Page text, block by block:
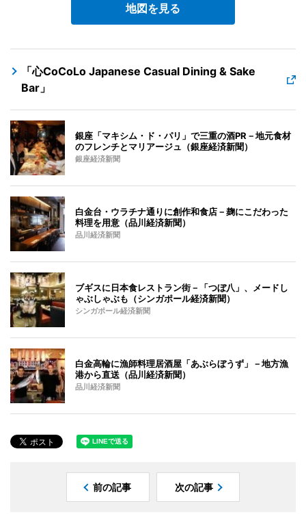
地図を見る
「心CoCoLo Japanese Casual Dining & Sake
Bar」
銀座「マキシム・ド・パリ」で三重の酒PR－地元食材
のフレンチとマリアージュ（銀座経済新聞）
銀座経済新聞
白金台・ウラチナ通りに創作和食店－麹にこだわった
料理を用意（品川経済新聞）
品川経済新聞
ブギスに日本食レストラン街－「つぼ八」、メードし
ゃぶしゃぶも（シンガポール経済新聞）
シンガポール経済新聞
白金高輪に漁師料理居酒屋「あぶらぼうず」－地方漁
港から直送（品川経済新聞）
品川経済新聞
前の記事 次の記事